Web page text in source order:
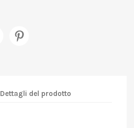
Dettagli del prodotto